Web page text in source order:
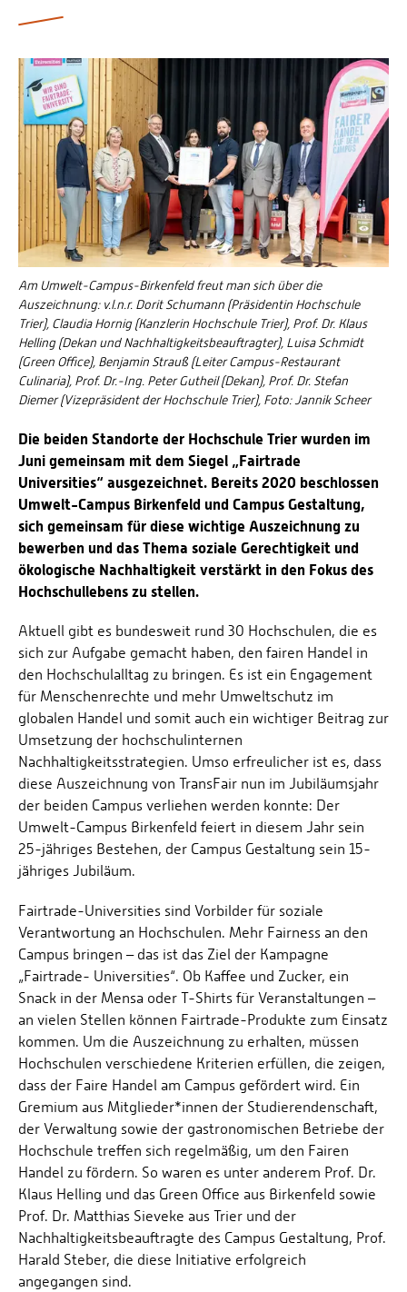
Personalvertretungen
Informationssicherheit
Personalentwicklung
Personensuche
Am Umwelt-Campus-Birkenfeld freut man sich über die
Auszeichnung: v.l.n.r. Dorit Schumann (Präsidentin Hochschule
Trier), Claudia Hornig (Kanzlerin Hochschule Trier), Prof. Dr. Klaus
Helling (Dekan und Nachhaltigkeitsbeauftragter), Luisa Schmidt
(Green Office), Benjamin Strauß (Leiter Campus-Restaurant
Culinaria), Prof. Dr.-Ing. Peter Gutheil (Dekan), Prof. Dr. Stefan
Diemer (Vizepräsident der Hochschule Trier), Foto: Jannik Scheer
Die beiden Standorte der Hochschule Trier wurden im
Juni gemeinsam mit dem Siegel „Fairtrade
Universities“ ausgezeichnet. Bereits 2020 beschlossen
Umwelt-Campus Birkenfeld und Campus Gestaltung,
sich gemeinsam für diese wichtige Auszeichnung zu
bewerben und das Thema soziale Gerechtigkeit und
ökologische Nachhaltigkeit verstärkt in den Fokus des
Hochschullebens zu stellen.
Aktuell gibt es bundesweit rund 30 Hochschulen, die es
sich zur Aufgabe gemacht haben, den fairen Handel in
den Hochschulalltag zu bringen. Es ist ein Engagement
für Menschenrechte und mehr Umweltschutz im
globalen Handel und somit auch ein wichtiger Beitrag zur
Umsetzung der hochschulinternen
Nachhaltigkeitsstrategien. Umso erfreulicher ist es, dass
diese Auszeichnung von TransFair nun im Jubiläumsjahr
der beiden Campus verliehen werden konnte: Der
Umwelt-Campus Birkenfeld feiert in diesem Jahr sein
25-jähriges Bestehen, der Campus Gestaltung sein 15-
jähriges Jubiläum.
Fairtrade-Universities sind Vorbilder für soziale
Verantwortung an Hochschulen. Mehr Fairness an den
Campus bringen – das ist das Ziel der Kampagne
„Fairtrade- Universities“. Ob Kaffee und Zucker, ein
Snack in der Mensa oder T-Shirts für Veranstaltungen –
an vielen Stellen können Fairtrade-Produkte zum Einsatz
kommen. Um die Auszeichnung zu erhalten, müssen
Hochschulen verschiedene Kriterien erfüllen, die zeigen,
dass der Faire Handel am Campus gefördert wird. Ein
Gremium aus Mitglieder*innen der Studierendenschaft,
der Verwaltung sowie der gastronomischen Betriebe der
Hochschule treffen sich regelmäßig, um den Fairen
Handel zu fördern. So waren es unter anderem Prof. Dr.
Klaus Helling und das Green Office aus Birkenfeld sowie
Prof. Dr. Matthias Sieveke aus Trier und der
Nachhaltigkeitsbeauftragte des Campus Gestaltung, Prof.
Harald Steber, die diese Initiative erfolgreich
angegangen sind.